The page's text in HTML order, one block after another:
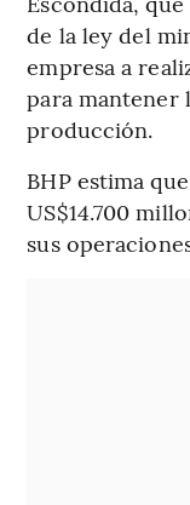
de la ley del
empresa a
para mantener
producción.
BHP estima
US$14.700
sus